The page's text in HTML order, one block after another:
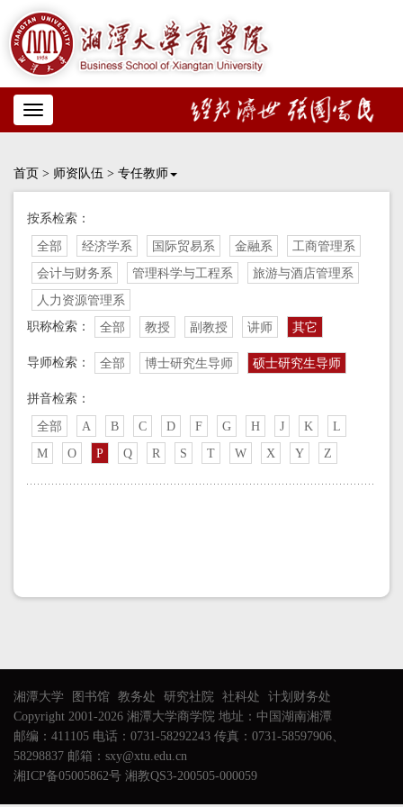
Toggle
navigation
首页 > 师资队伍 > 专任教师
按系检索：
全部 经济学系 国际贸易系 金融系
工商管理系
会计与财务系
管理科学与工程系
旅游与酒店管理系
人力资源管理系
职称检索：
全部 教授 副教授 讲师 其它
导师检索： 全部 博士研究生导师 硕士研究生导师
拼音检索：
全部 A B C D F G H J K
L
M
O P Q R S T W X Y Z
湘潭大学 图书馆 教务处 研究社院 社科处
计划财务处
Copyright 2001-2026 湘潭大学商学院 地址：中国湖南湘潭
邮编：411105 电话：0731-58292243 传真：0731-58597906、
58298837 邮箱：sxy@xtu.edu.cn
湘ICP备05005862号 湘教QS3-200505-000059